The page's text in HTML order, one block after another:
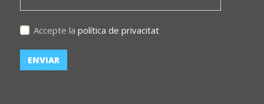
Accepte la política de privacitat